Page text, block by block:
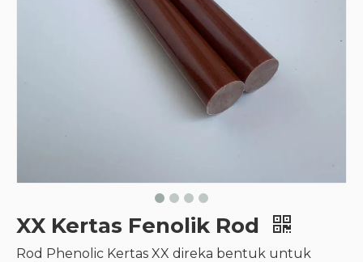
XX Kertas Fenolik Rod
Rod Phenolic Kertas XX direka bentuk untuk